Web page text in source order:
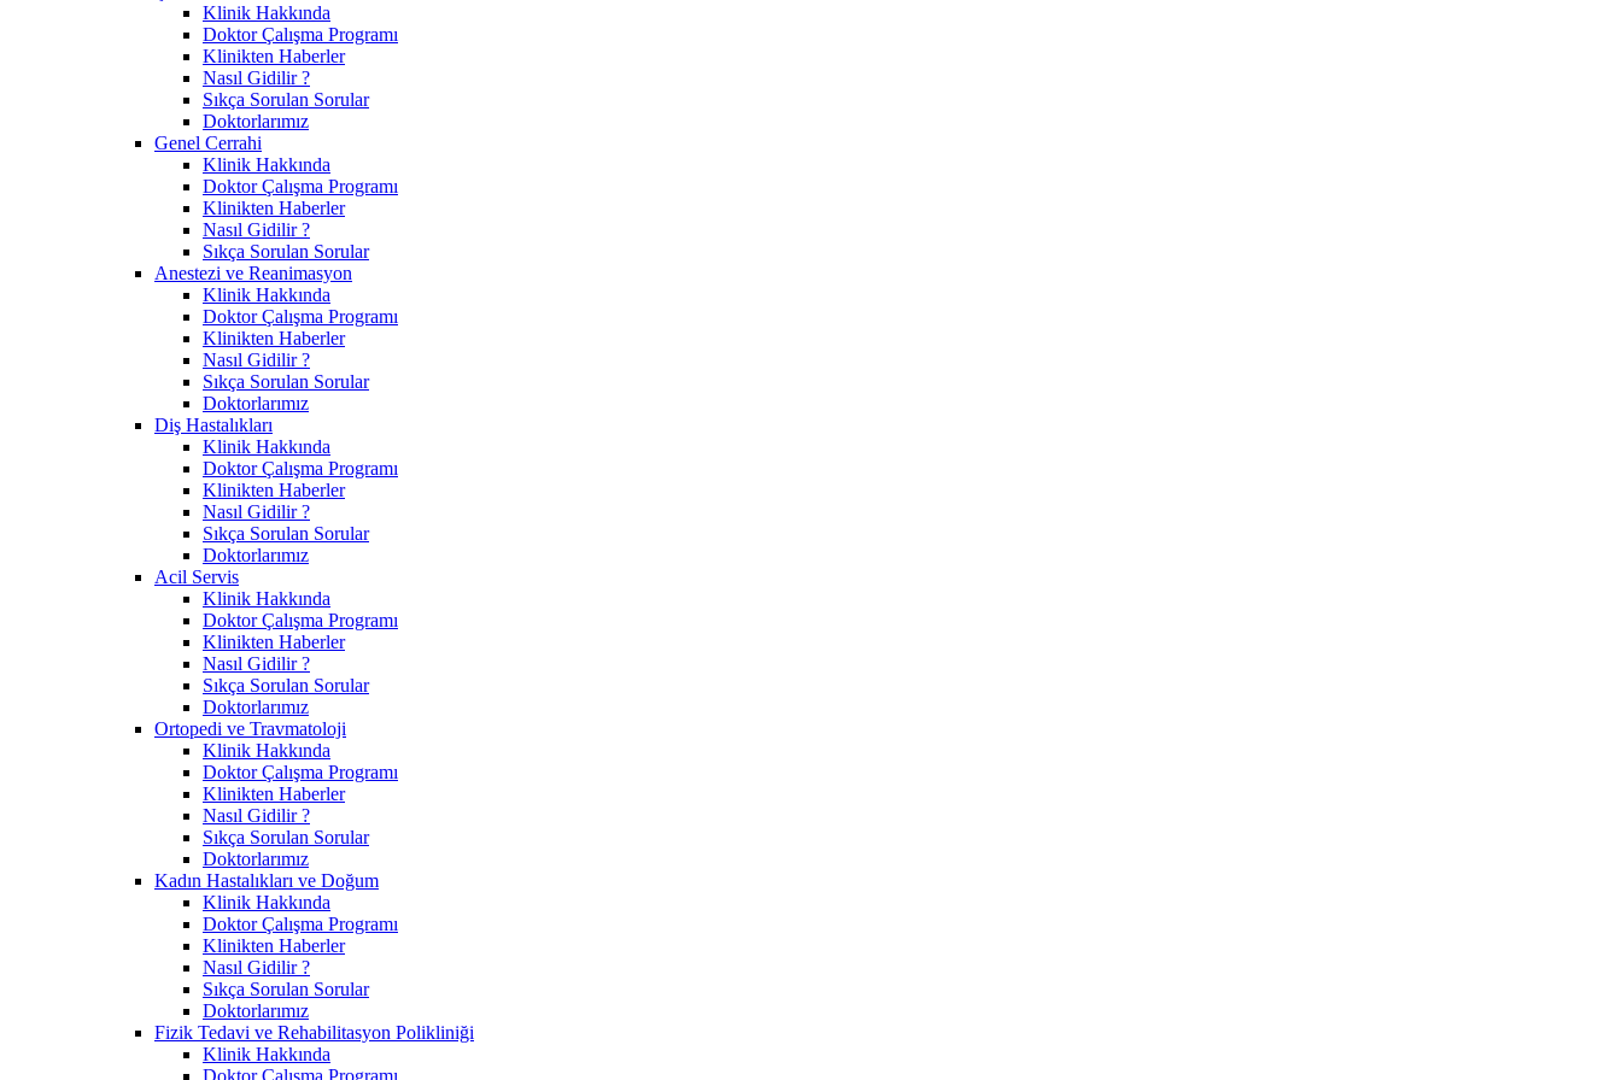
Klinik Hakkında
Doktor Çalışma Programı
Klinikten Haberler
Nasıl Gidilir ?
Sıkça Sorulan Sorular
Doktorlarımız
Genel Cerrahi
Klinik Hakkında
Doktor Çalışma Programı
Klinikten Haberler
Nasıl Gidilir ?
Sıkça Sorulan Sorular
Anestezi ve Reanimasyon
Klinik Hakkında
Doktor Çalışma Programı
Klinikten Haberler
Nasıl Gidilir ?
Sıkça Sorulan Sorular
Doktorlarımız
Diş Hastalıkları
Klinik Hakkında
Doktor Çalışma Programı
Klinikten Haberler
Nasıl Gidilir ?
Sıkça Sorulan Sorular
Doktorlarımız
Acil Servis
Klinik Hakkında
Doktor Çalışma Programı
Klinikten Haberler
Nasıl Gidilir ?
Sıkça Sorulan Sorular
Doktorlarımız
Ortopedi ve Travmatoloji
Klinik Hakkında
Doktor Çalışma Programı
Klinikten Haberler
Nasıl Gidilir ?
Sıkça Sorulan Sorular
Doktorlarımız
Kadın Hastalıkları ve Doğum
Klinik Hakkında
Doktor Çalışma Programı
Klinikten Haberler
Nasıl Gidilir ?
Sıkça Sorulan Sorular
Doktorlarımız
Fizik Tedavi ve Rehabilitasyon Polikliniği
Klinik Hakkında
Doktor Çalışma Programı